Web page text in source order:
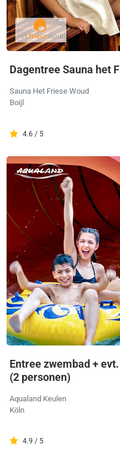
Dagentree Sauna het
Sauna Het Friese Woud
Boijl
4.6 / 5
Entree zwembad +
(2 personen)
Aqualand Keulen
Köln
4.9 / 5